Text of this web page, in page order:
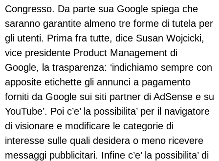
Congresso. Da parte sua Google spiega che
saranno garantite almeno tre forme di tutela per
gli utenti. Prima fra tutte, dice Susan Wojcicki,
vice presidente Product Management di
Google, la trasparenza: ‘indichiamo sempre con
apposite etichette gli annunci a pagamento
forniti da Google sui siti partner di AdSense e su
YouTube’. Poi c’e’ la possibilita’ per il navigatore
di visionare e modificare le categorie di
interesse sulle quali desidera o meno ricevere
messaggi pubblicitari. Infine c’e’ la possibilita’ di